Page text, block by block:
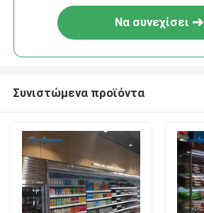
Να συνεχίσει
Συνιστώμενα προϊόντα